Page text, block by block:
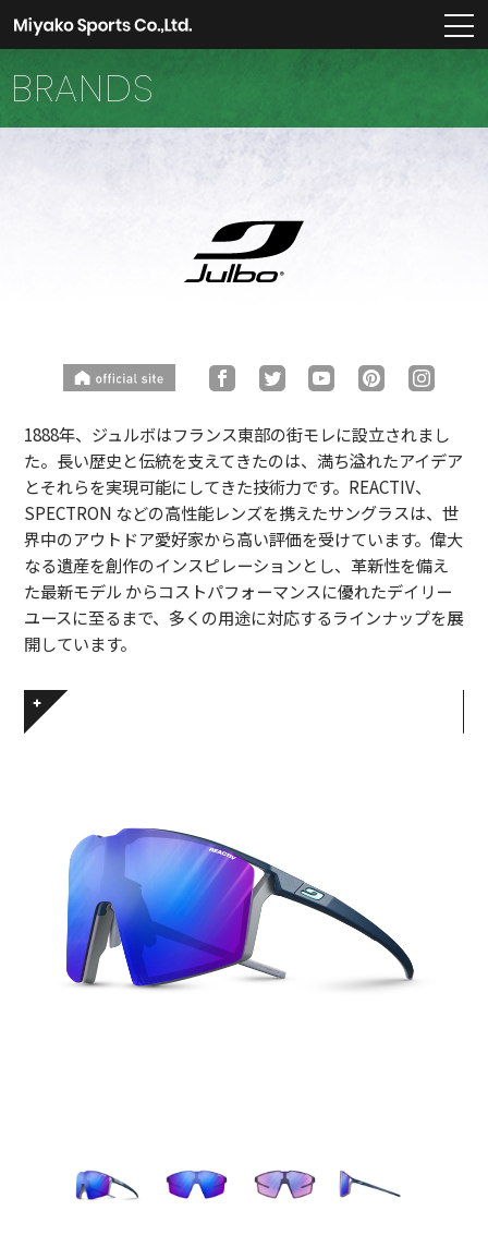
BRANDS
1888年、ジュルボはフランス東部の街モレに設立されまし
た。長い歴史と伝統を支えてきたのは、満ち溢れたアイデア
とそれらを実現可能にしてきた技術力です。REACTIV、
SPECTRON などの高性能レンズを携えたサングラスは、世
界中のアウトドア愛好家から高い評価を受けています。偉大
なる遺産を創作のインスピレーションとし、革新性を備え
た最新モデル からコストパフォーマンスに優れたデイリー
ユースに至るまで、多くの用途に対応するラインナップを展
開しています。